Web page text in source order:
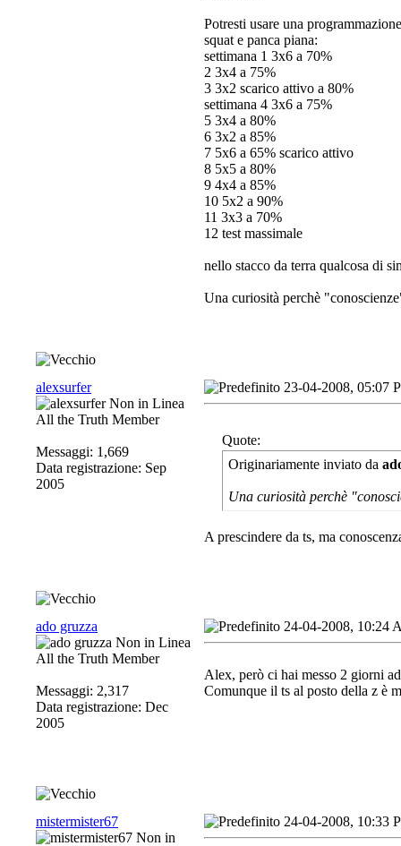
Potresti usare una
squat e panca piana:
settimana 1 3x6 a 70%
2 3x4 a 75%
3 3x2 scarico attivo a 80%
settimana 4 3x6 a 75%
5 3x4 a 80%
6 3x2 a 85%
7 5x6 a 65% scarico attivo
8 5x5 a 80%
9 4x4 a 85%
10 5x2 a 90%
11 3x3 a 70%
12 test massimale
nello stacco da terra qualcosa di
Una curiosità perchè
alexsurfer
All the Truth Member
Messaggi: 1,669
Data registrazione: Sep
2005
23-04-2008, 05:07
Quote:
Originariamente inviato da
Una curiosità perchè
A prescindere da ts, ma
ado gruzza
All the Truth Member
Messaggi: 2,317
Data registrazione: Dec
2005
24-04-2008, 10:24
Alex, però ci hai messo 2 giorni
Comunque il ts al posto della z è
mistermister67 24-04-2008, 10:33